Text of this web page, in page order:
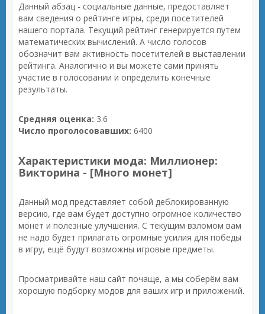
Данный абзац - социальные данные, предоставляет
вам сведения о рейтинге игры, среди посетителей
нашего портала. Текущий рейтинг генерируется путем
математических вычислений. А число голосов
обозначит вам активность посетителей в выставлении
рейтинга. Аналогично и вы можете сами принять
участие в голосовании и определить конечные
результаты.
Средняя оценка: 3.6
Число проголосовавших: 6400
Характеристики мода: Миллионер:
Викторина - [Много монет]
Данный мод представляет собой деблокированную
версию, где вам будет доступно огромное количество
монет и полезные улучшения. С текущим взломом вам
не надо будет прилагать огромные усилия для победы
в игру, ещё будут возможны игровые предметы.
Просматривайте наш сайт почаще, а мы соберём вам
хорошую подборку модов для ваших игр и приложений.